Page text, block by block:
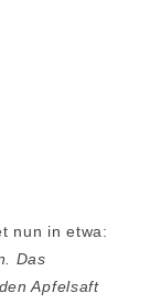
nun in etwa:
Das
Apfelsaft